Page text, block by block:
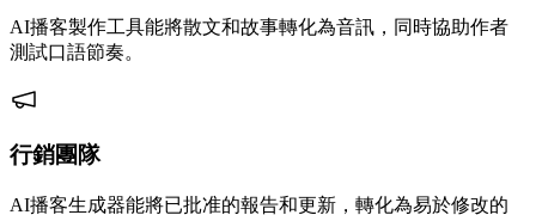
AI播客製作工具能將散文和故事轉化為音訊，同時協助作者
測試口語節奏。
行銷團隊
AI播客生成器能將已批准的報告和更新，轉化為易於修改的